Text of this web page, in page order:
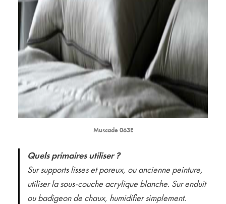
Muscade 063E
Quels primaires utiliser ?
Sur supports lisses et poreux, ou ancienne peinture,
utiliser la sous-couche acrylique blanche. Sur enduit
ou badigeon de chaux, humidifier simplement.